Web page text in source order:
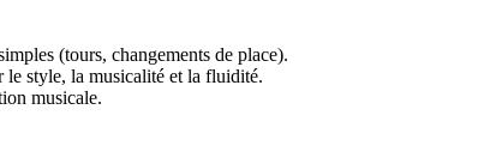
(tours, changements de place).
le style, la musicalité et la fluidité.
musicale.